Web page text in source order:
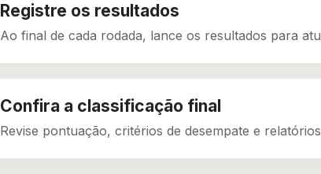
Registre os resultados
Ao final de cada rodada, lance os resultados para
Confira a classificação final
Revise pontuação, critérios de desempate e